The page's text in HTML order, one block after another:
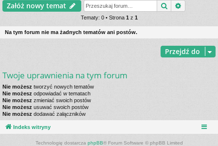
Załóż nowy temat Szukaj
Tematy: 0 • Strona 1z 1
Na tym forum nie ma żadnych tematów ani postów.
Przejdź do
Twoje uprawnienia na tym forum
Nie możesz tworzyć nowych tematów
Nie możesz odpowiadać w tematach
Nie możesz zmieniać swoich postów
Nie możesz usuwać swoich postów
Nie możesz dodawać załączników
Indeks witryny
Technologię dostarcza phpBB® Forum Software © phpBB Limited